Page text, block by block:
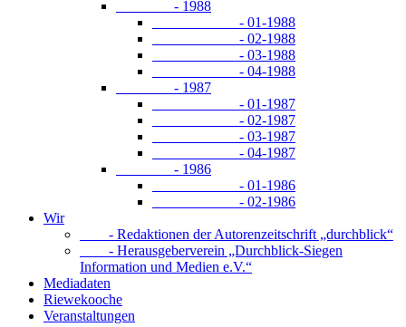
- 1988
- 01-1988
- 02-1988
- 03-1988
- 04-1988
- 1987
- 01-1987
- 02-1987
- 03-1987
- 04-1987
- 1986
- 01-1986
- 02-1986
Wir
- Redaktionen der Autorenzeitschrift „durchblick“
- Herausgeberverein „Durchblick-Siegen
Information und Medien e.V.“
Mediadaten
Riewekooche
Veranstaltungen